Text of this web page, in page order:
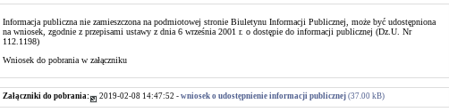
Informacja publiczna nie zamieszczona na podmiotowej stronie Biuletynu Informacji Publicznej, może być udostępniona
na wniosek, zgodnie z przepisami ustawy z dnia 6 września 2001 r. o dostępie do informacji publicznej (Dz.U. Nr
112.1198)
Wniosek do pobrania w załączniku
Załączniki do pobrania: 2019-02-08 14:47:52 - wniosek o udostępnienie informacji publicznej (37.00 kB)